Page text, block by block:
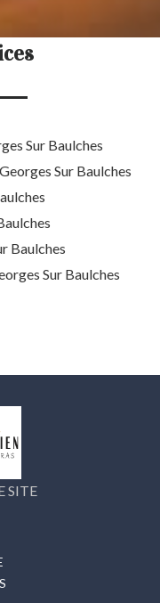
Sur Baulches
Sur Baulches
Baulches
Sur Baulches
SITE